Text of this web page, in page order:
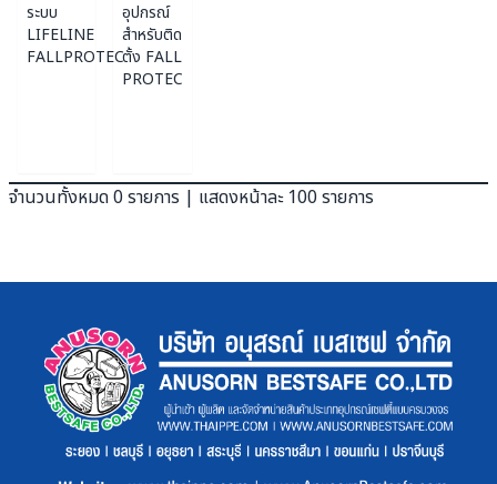
ระบบ
LIFELINE
FALLPROTEC
อุปกรณ์
สำหรับติด
ตั้ง FALL
PROTEC
จำนวนทั้งหมด 0 รายการ | แสดงหน้าละ 100 รายการ